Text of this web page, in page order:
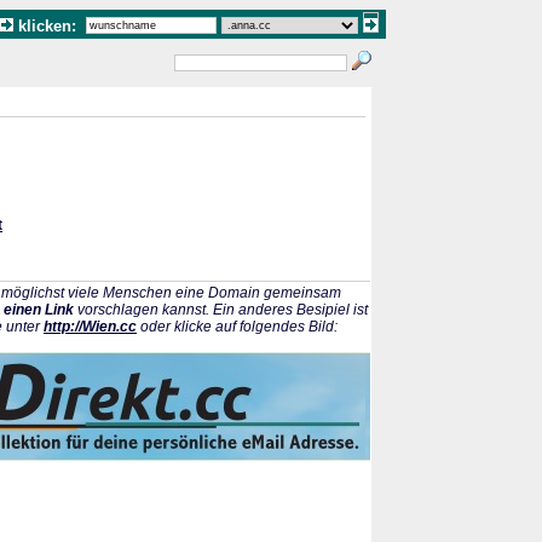
klicken:
viele Menschen eine Domain gemeinsam
einen Link vorschlagen kannst. Ein anderes Besipiel ist
unterhttp://Wien.cc oder klicke auf folgendes Bild: